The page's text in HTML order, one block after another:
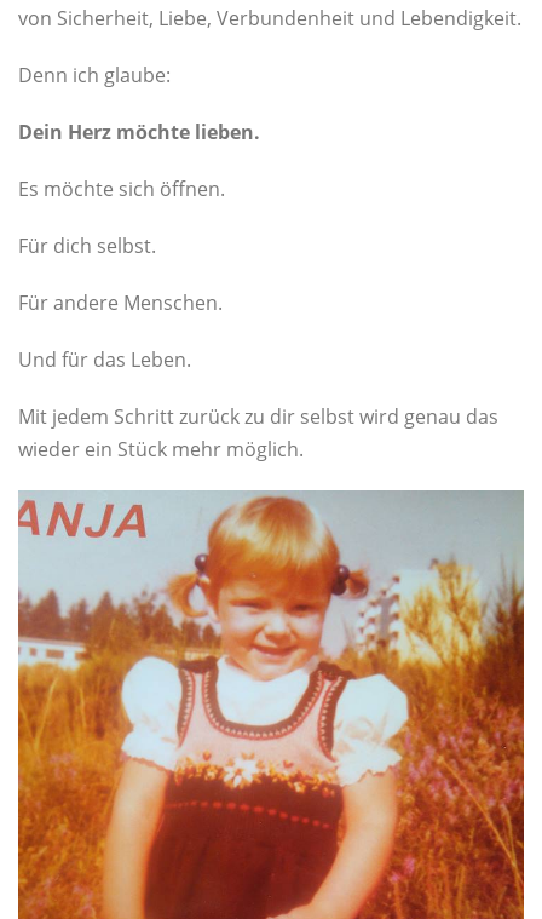
von Sicherheit, Liebe, Verbundenheit und Lebendigkeit.
Denn ich glaube:
Dein Herz möchte lieben.
Es möchte sich öffnen.
Für dich selbst.
Für andere Menschen.
Und für das Leben.
Mit jedem Schritt zurück zu dir selbst wird genau das
wieder ein Stück mehr möglich.